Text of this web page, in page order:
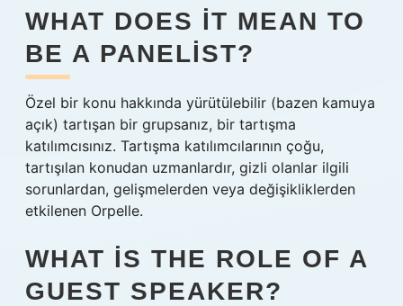
WHAT DOES IT MEAN TO
BE A PANELIST?
Özel bir konu hakkında yürütülebilir (bazen kamuya
açık) tartışan bir grupsanız, bir tartışma
katılımcısınız. Tartışma katılımcılarının çoğu,
tartışılan konudan uzmanlardır, gizli olanlar ilgili
sorunlardan, gelişmelerden veya değişikliklerden
etkilenen Orpelle.
WHAT IS THE ROLE OF A
GUEST SPEAKER?